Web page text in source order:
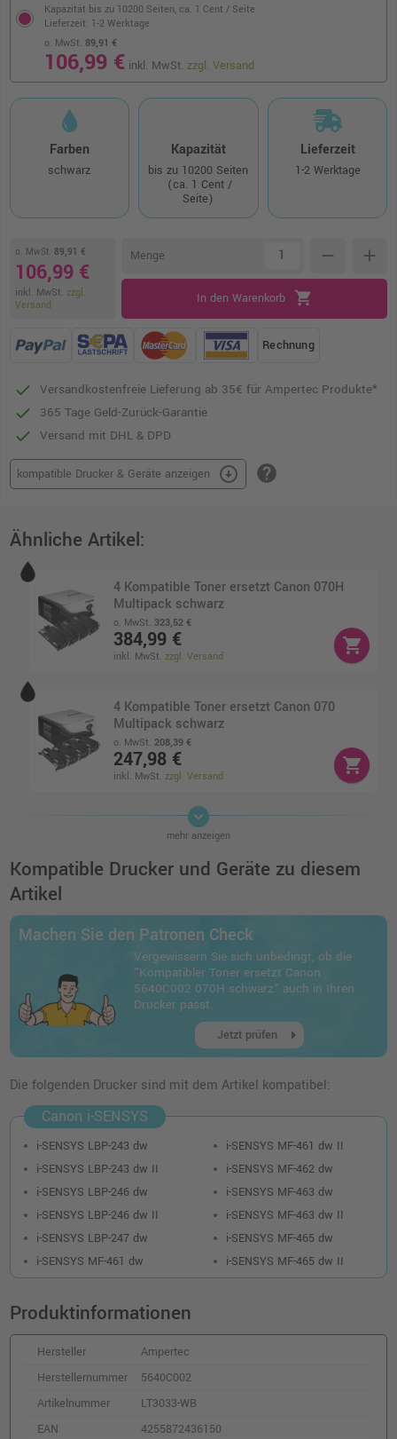
Kapazität bis zu 10200 Seiten, ca. 1 Cent / Seite
o. MwSt. 89,91 €
106,99 € inkl. MwSt.zzgl. Versand
Lieferzeit: 1-2 Werktage
Farben
schwarz
Kapazität
bis zu 10200 Seiten
(ca. 1 Cent /
Seite)
Lieferzeit
1-2 Werktage
o. MwSt. 89,91 €
106,99 €
inkl. MwSt. zzgl.
Versand
Menge remove add
In den Warenkorb shopping_cart
Rechnung
Versandkostenfreie Lieferung ab 35€ für Ampertec Produkte*
365 Tage Geld-Zurück-Garantie
Versand mit DHL & DPD
kompatible Drucker & Geräte anzeigen arrow_circle_down help
Ähnliche Artikel:
4 Kompatible Toner ersetzt Canon 070H
Multipack schwarz
o. MwSt. 323,52 €
384,99 €
inkl. MwSt.zzgl. Versand
shopping_cart
4 Kompatible Toner ersetzt Canon 070
Multipack schwarz
o. MwSt. 208,39 €
247,98 €
inkl. MwSt.zzgl. Versand
shopping_cart
Kompatibler Toner ersetzt Canon 5639C002
070 schwarz
o. MwSt.
68,98 €
keyboard_arrow_down
mehr anzeigen
Kompatible Drucker und Geräte zu diesem
Artikel
Machen Sie den Patronen Check
Vergewissern Sie sich unbedingt, ob die
"Kompatibler Toner ersetzt Canon
5640C002 070H schwarz" auch in Ihren
Drucker passt.
Jetzt prüfen arrow_right
Die folgenden Drucker sind mit dem Artikel kompatibel:
Canon i-SENSYS
i-SENSYS LBP-243 dw
i-SENSYS LBP-243 dw II
i-SENSYS LBP-246 dw
i-SENSYS LBP-246 dw II
i-SENSYS LBP-247 dw
i-SENSYS MF-461 dw
i-SENSYS MF-461 dw II
i-SENSYS MF-462 dw
i-SENSYS MF-463 dw
i-SENSYS MF-463 dw II
i-SENSYS MF-465 dw
i-SENSYS MF-465 dw II
Produktinformationen
Hersteller
Ampertec
Herstellernummer
5640C002
Artikelnummer
LT3033-WB
EAN
4255872436150